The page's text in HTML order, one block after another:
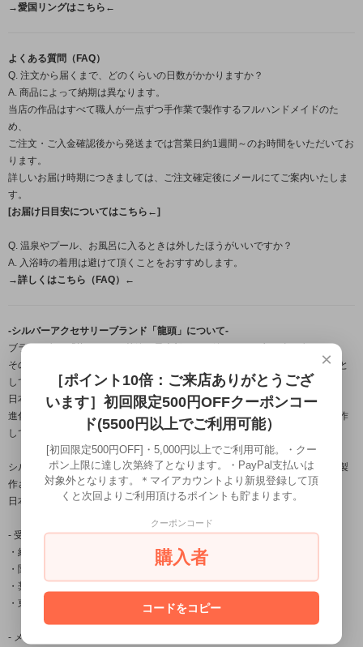
→愛国リングはこちら←
よくある質問（FAQ）
Q. 注文から届くまで、どのくらいの日数がかかりますか？
A. 商品によって納期は異なります。
当店の作品はすべて職人が一点ずつ手作業で製作するフルハンドメイドのた
め、
ご注文・ご入金確認後から発送までは営業日約1週間～のお時間をいただいてお
ります。
詳しいお届け時期につきましては、ご注文確定後にメールにてご案内いたしま
す。
[お届け日目安についてはこちら←]
Q. 温泉やプール、お風呂に入るときは外したほうがいいですか？
A. 入浴時の着用は避けて頂くことをおすすめします。
→詳しくはこちら（FAQ）←
-シルバーアクセサリーブランド「龍頭」について-
ブランド名の「龍頭」とは梵鐘の最上部にある鐘を吊るす留め金の名。
その良し悪しで鐘の風格さえも変えてしまう必要不可欠な大事な部分を由来と
しており、
日本古来から受け継がれている銀器の伝統技法を用いながら、
進化する伝統をコンセプトに身に付ける者に独特の存在感を与える作品を製作
しております。
シルバーアクセサリー龍頭は数々の賞を受賞している「小平光嵐」によって製
作され
日本国内だけでなく海外の取引先でも販売されご愛用頂いております。
- 受賞一覧 -
・経済産業大臣賞
・関東経済産業局長賞
・奨励賞
・東京銀器伝統工芸士会会長賞
- メディア掲載 -
×
［ポイント10倍：ご来店ありがとうござ
います］初回限定500円OFFクーポンコー
ド(5500円以上でご利用可能）
[初回限定500円OFF]・5,000円以上でご利用可能。・クー
ポン上限に達し次第終了となります。・PayPal支払いは
対象外となります。＊マイアカウントより新規登録して頂
くと次回よりご利用頂けるポイントも貯まります。
クーポンコード
購入者
コードをコピー